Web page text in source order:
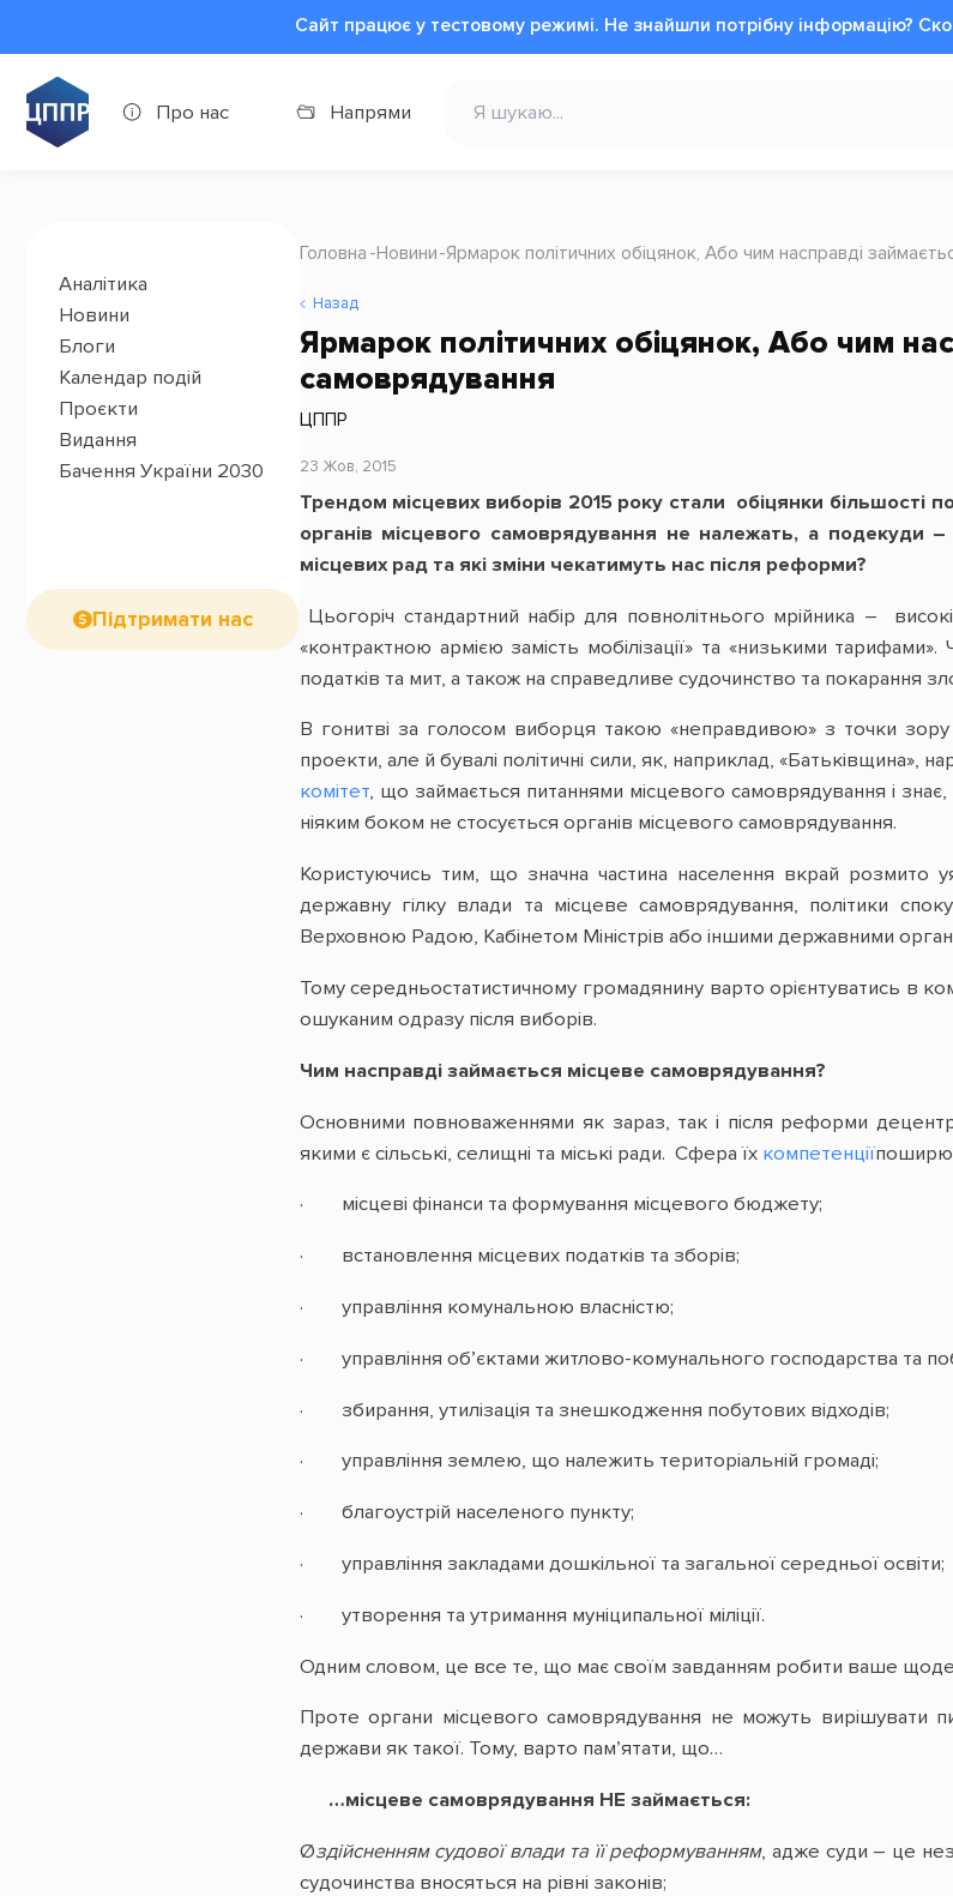
Сайт працює у тестовому режимі. Не знайшли потрібну інформацію?
Про нас Напрями
Аналітика
Новини
Блоги
Календар подій
Проєкти
Видання
Бачення України 2030
Підтримати нас
Головна Новини Ярмарок політичних обіцянок, Або чим насправді
Назад
Ярмарок політичних обіцянок, Або чим
самоврядування
ЦППР
23 Жов, 2015
Трендом місцевих виборів 2015 року стали обіцянки більшості
органів місцевого самоврядування не належать, а
місцевих рад та які зміни чекатимуть нас після реформи?
Цьогоріч стандартний набір для повнолітнього мрійника –
«контрактною армією замість мобілізації» та «низькими
податків та мит, а також на справедливе судочинство та покарання
В гонитві за голосом виборця такою «неправдивою» з точки
проекти, але й бувалі політичні сили, як, наприклад, «Батьківщина»,
комітет, що займається питаннями місцевого самоврядування і
ніяким боком не стосується органів місцевого самоврядування.
Користуючись тим, що значна частина населення вкрай розмито
державну гілку влади та місцеве самоврядування, політики
Верховною Радою, Кабінетом Міністрів або іншими державними
Тому середньостатистичному громадянину варто орієнтуватись в
ошуканим одразу після виборів.
Чим насправді займається місцеве самоврядування?
Основними повноваженнями як зараз, так і після реформи
якими є сільські, селищні та міські ради. Сфера їх компетенції
· місцеві фінанси та формування місцевого бюджету;
· встановлення місцевих податків та зборів;
· управління комунальною власністю;
· управління об’єктами житлово-комунального господарства та
· збирання, утилізація та знешкодження побутових відходів;
· управління землею, що належить територіальній громаді;
· благоустрій населеного пункту;
· управління закладами дошкільної та загальної середньої освіти;
· утворення та утримання муніципальної міліції.
Одним словом, це все те, що має своїм завданням робити ваше
Проте органи місцевого самоврядування не можуть вирішувати
держави як такої. Тому, варто пам’ятати, що…
…місцеве самоврядування НЕ займається:
Øздійсненням судової влади та її реформуванням, адже суди – це
судочинства вносяться на рівні законів;